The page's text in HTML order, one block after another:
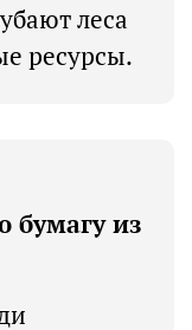
леса
ресурсы.
бумагу из